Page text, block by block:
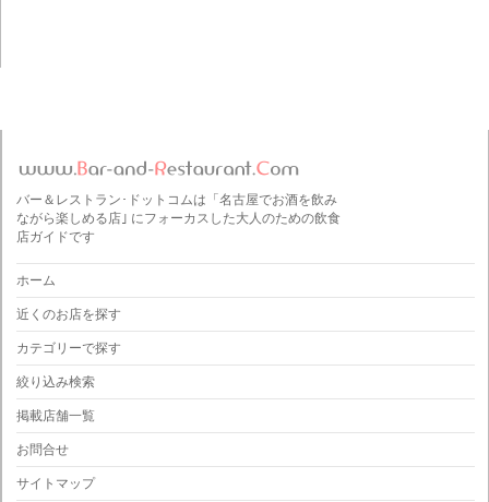
バー＆レストラン･ドットコムは「名古屋でお酒を飲み
ながら楽しめる店｣ にフォーカスした大人のための飲食
店ガイドです
ホーム
近くのお店を探す
カテゴリーで探す
絞り込み検索
掲載店舗一覧
お問合せ
サイトマップ